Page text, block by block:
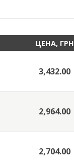
ЦЕНА, ГРН
3,432.00
2,964.00
2,704.00